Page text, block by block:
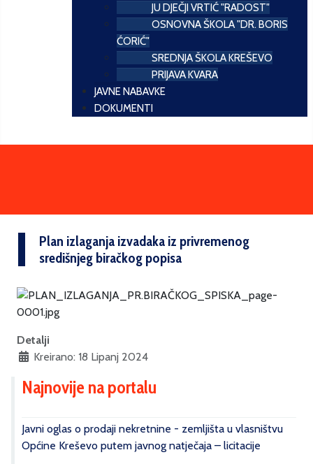
JU DJEČJI VRTIĆ "RADOST"
OSNOVNA ŠKOLA "DR. BORIS
ĆORIĆ"
SREDNJA ŠKOLA KREŠEVO
PRIJAVA KVARA
JAVNE NABAVKE
DOKUMENTI
Plan izlaganja izvadaka iz privremenog
središnjeg biračkog popisa
Detalji
Kreirano: 18 Lipanj 2024
Najnovije na portalu
Javni oglas o prodaji nekretnine - zemljišta u vlasništvu
Općine Kreševo putem javnog natječaja – licitacije